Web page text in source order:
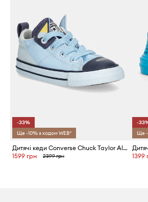
-33%
Ще -10% з кодом WEB*
Дитячі кеди Converse Chuck Taylor All Star Madison
1599 грн
2399 грн
-
Ще -
1399